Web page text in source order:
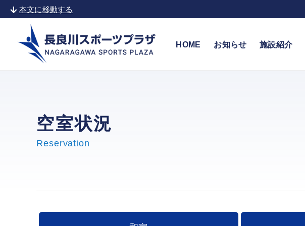
本文に移動する
HOME お知らせ 施設紹介
空室状況
Reservation